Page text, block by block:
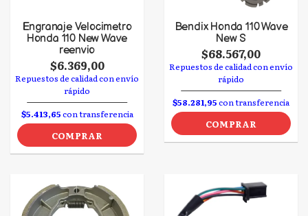
Engranaje Velocimetro
Honda 110 New Wave
reenvio
$6.369,00
Repuestos de calidad con envío
rápido
$5.413,65con transferencia
COMPRAR
Bendix Honda 110 Wave
New S
$68.567,00
Repuestos de calidad con envío
rápido
$58.281,95con transferencia
COMPRAR